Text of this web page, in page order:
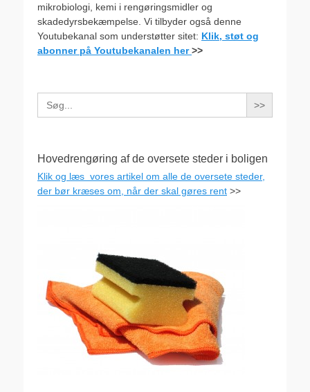
mikrobiologi, kemi i rengøringsmidler og
skadedyrsbekæmpelse. Vi tilbyder også denne
Youtubekanal som understøtter sitet: Klik, støt og
abonner på Youtubekanalen her>>
Search
for:
Hovedrengøring af de oversete steder i boligen
Klik og læs vores artikel om alle de oversete steder,
der bør kræses om, når der skal gøres rent >>